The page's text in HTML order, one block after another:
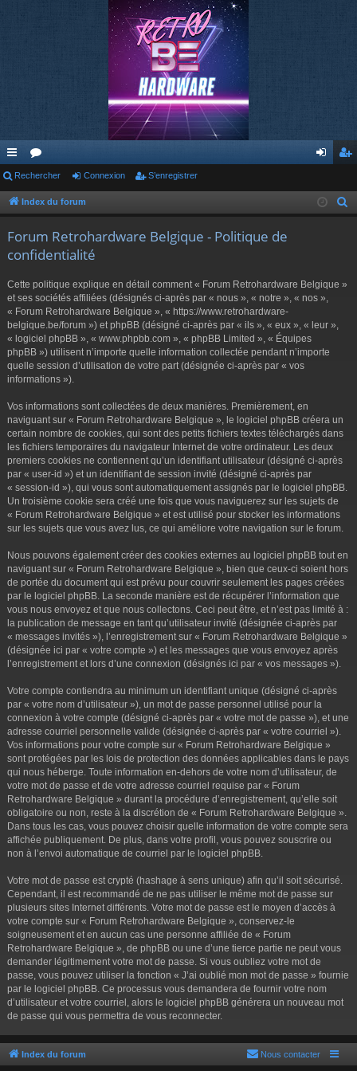
cc
ès
or
u
s
ne nr
Rechercher Connexion S’enregistrer
Index du forum
Forum Retrohardware Belgique - Politique de
confidentialité
Cette politique explique en détail comment « Forum Retrohardware Belgique »
et ses sociétés affiliées (désignés ci-après par « nous », « notre », « nos »,
« Forum Retrohardware Belgique », « https://www.retrohardware-
belgique.be/forum ») et phpBB (désigné ci-après par « ils », « eux », « leur »,
« logiciel phpBB », « www.phpbb.com », « phpBB Limited », « Équipes
phpBB ») utilisent n’importe quelle information collectée pendant n’importe
quelle session d’utilisation de votre part (désignée ci-après par « vos
informations »).
Vos informations sont collectées de deux manières. Premièrement, en
naviguant sur « Forum Retrohardware Belgique », le logiciel phpBB créera un
certain nombre de cookies, qui sont des petits fichiers textes téléchargés dans
les fichiers temporaires du navigateur Internet de votre ordinateur. Les deux
premiers cookies ne contiennent qu’un identifiant utilisateur (désigné ci-après
par « user-id ») et un identifiant de session invité (désigné ci-après par
« session-id »), qui vous sont automatiquement assignés par le logiciel phpBB.
Un troisième cookie sera créé une fois que vous naviguerez sur les sujets de
« Forum Retrohardware Belgique » et est utilisé pour stocker les informations
sur les sujets que vous avez lus, ce qui améliore votre navigation sur le forum.
Nous pouvons également créer des cookies externes au logiciel phpBB tout en
naviguant sur « Forum Retrohardware Belgique », bien que ceux-ci soient hors
de portée du document qui est prévu pour couvrir seulement les pages créées
par le logiciel phpBB. La seconde manière est de récupérer l’information que
vous nous envoyez et que nous collectons. Ceci peut être, et n’est pas limité à :
la publication de message en tant qu’utilisateur invité (désignée ci-après par
« messages invités »), l’enregistrement sur « Forum Retrohardware Belgique »
(désignée ici par « votre compte ») et les messages que vous envoyez après
l’enregistrement et lors d’une connexion (désignés ici par « vos messages »).
Votre compte contiendra au minimum un identifiant unique (désigné ci-après
par « votre nom d’utilisateur »), un mot de passe personnel utilisé pour la
connexion à votre compte (désigné ci-après par « votre mot de passe »), et une
adresse courriel personnelle valide (désignée ci-après par « votre courriel »).
Vos informations pour votre compte sur « Forum Retrohardware Belgique »
sont protégées par les lois de protection des données applicables dans le pays
qui nous héberge. Toute information en-dehors de votre nom d’utilisateur, de
votre mot de passe et de votre adresse courriel requise par « Forum
Retrohardware Belgique » durant la procédure d’enregistrement, qu’elle soit
obligatoire ou non, reste à la discrétion de « Forum Retrohardware Belgique ».
Dans tous les cas, vous pouvez choisir quelle information de votre compte sera
affichée publiquement. De plus, dans votre profil, vous pouvez souscrire ou
non à l’envoi automatique de courriel par le logiciel phpBB.
Votre mot de passe est crypté (hashage à sens unique) afin qu’il soit sécurisé.
Cependant, il est recommandé de ne pas utiliser le même mot de passe sur
plusieurs sites Internet différents. Votre mot de passe est le moyen d’accès à
votre compte sur « Forum Retrohardware Belgique », conservez-le
soigneusement et en aucun cas une personne affiliée de « Forum
Retrohardware Belgique », de phpBB ou une d’une tierce partie ne peut vous
demander légitimement votre mot de passe. Si vous oubliez votre mot de
passe, vous pouvez utiliser la fonction « J’ai oublié mon mot de passe » fournie
par le logiciel phpBB. Ce processus vous demandera de fournir votre nom
d’utilisateur et votre courriel, alors le logiciel phpBB générera un nouveau mot
de passe qui vous permettra de vous reconnecter.
Index du forum Nous contacter